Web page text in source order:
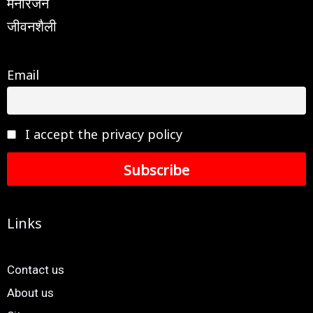
जीवनशैली
Email
I accept the privacy policy
Links
Contact us
About us